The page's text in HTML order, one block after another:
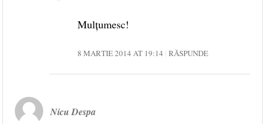
Mulțumesc!
8 MARTIE 2014 AT 19:14 RĂSPUNDE
Nicu Despa